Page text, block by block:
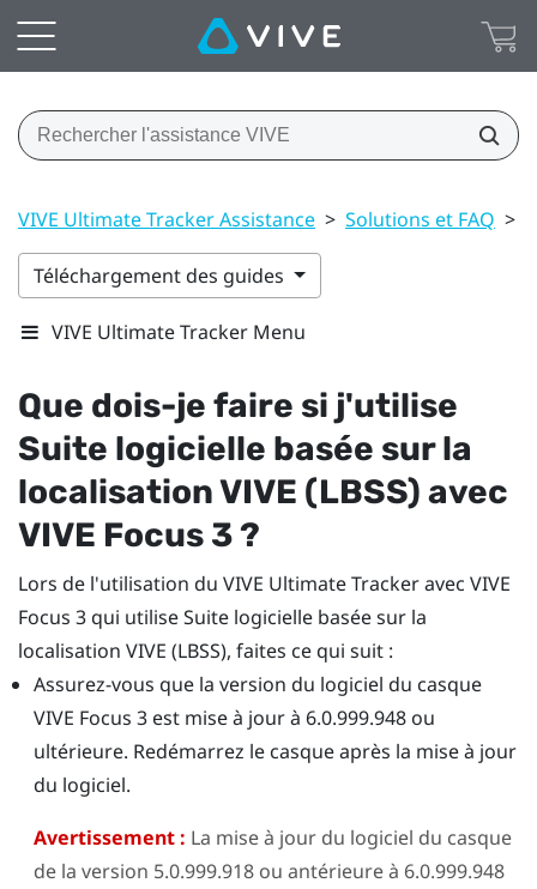
VIVE Ultimate Tracker Assistance > Solutions et FAQ >
Téléchargement des guides
VIVE Ultimate Tracker Menu
Que dois-je faire si j'utilise
Suite logicielle basée sur la
localisation VIVE (LBSS) avec
VIVE Focus 3?
Lors de l'utilisation du VIVE Ultimate Trackeravec VIVE
Focus 3 qui utiliseSuite logicielle basée sur la
localisation VIVE (LBSS), faites ce qui suit :
Assurez-vous que la version du logiciel du casque
VIVE Focus 3est mise à jour à 6.0.999.948 ou
ultérieure. Redémarrez le casque après la mise à jour
du logiciel.
Avertissement : La mise à jour du logiciel du casque
de la version 5.0.999.918 ou antérieure à 6.0.999.948